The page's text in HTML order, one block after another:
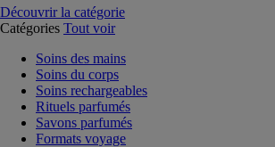
Découvrir la catégorie
Catégories Tout voir
Soins des mains
Soins du corps
Soins rechargeables
Rituels parfumés
Savons parfumés
Formats voyage